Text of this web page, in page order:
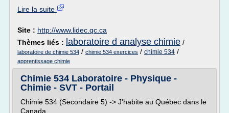
Lire la suite
Site : http://www.lidec.qc.ca
Thèmes liés : laboratoire d analyse chimie /
laboratoire de chimie 534 / chimie 534 exercices / chimie 534 /
apprentissage chimie
Chimie 534 Laboratoire - Physique -
Chimie - SVT - Portail
Chimie 534 (Secondaire 5) -> J'habite au Québec dans le
Canada.